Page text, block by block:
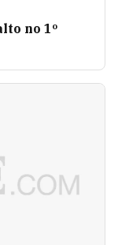
no 1º